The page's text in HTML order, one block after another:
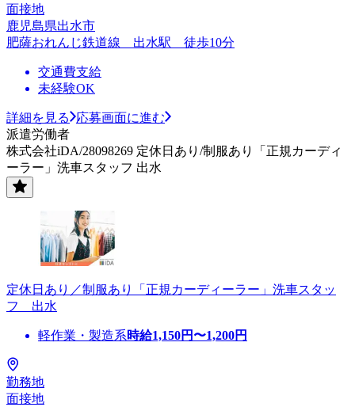
面接地
鹿児島県出水市
肥薩おれんじ鉄道線 出水駅 徒歩10分
交通費支給
未経験OK
詳細を見る
応募画面に進む
派遣労働者
株式会社iDA/28098269 定休日あり/制服あり「正規カーディ
ーラー」洗車スタッフ 出水
定休日あり／制服あり「正規カーディーラー」洗車スタッ
フ 出水
軽作業・製造系時給1,150円〜1,200円
勤務地
面接地